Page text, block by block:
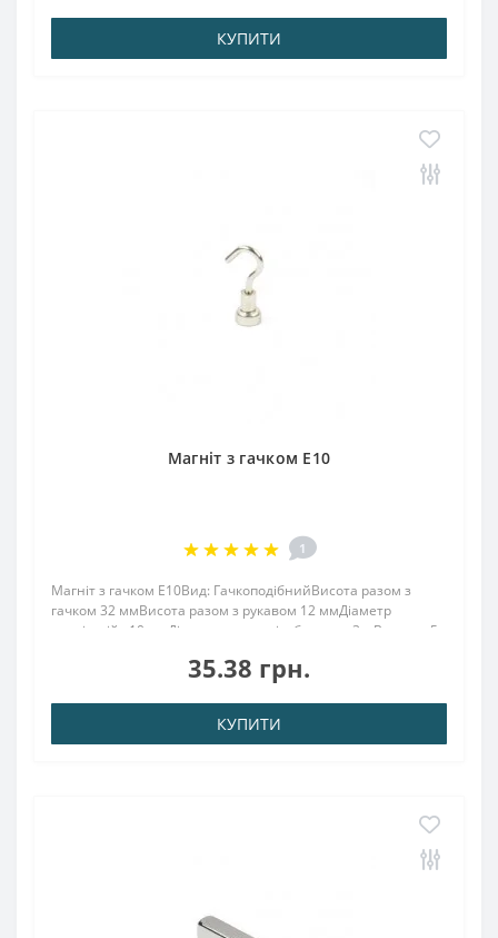
КУПИТИ
Магніт з гачком E10
1
Магніт з гачком E10Вид: ГачкоподібнийВисота разом з
гачком 32 ммВисота разом з рукавом 12 ммДіаметр
зовнішній : 10 ммДіаметр внутр. різьблення : 3.мВисота : 5
N38Зчеплення прибл .: 3,00 кг ..
35.38 грн.
КУПИТИ